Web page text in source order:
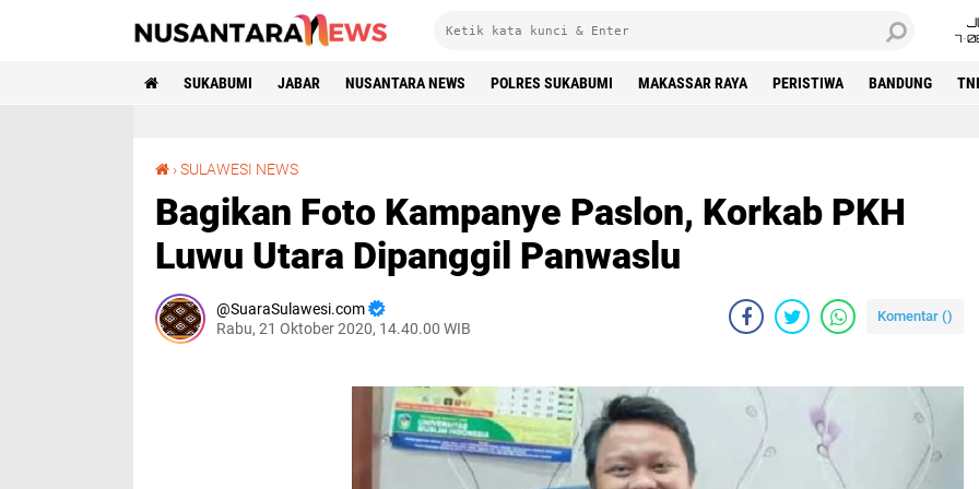
SUKABUMI JABAR NUSANTARA NEWS POLRES SUKABUMI MAKASSAR RAYA PERISTIWA BANDUNG TNI
›SULAWESI NEWS
Bagikan Foto Kampanye Paslon, Korkab PKH
Luwu Utara Dipanggil Panwaslu
SuaraSulawesi.com
Rabu, 21 Oktober 2020, 14.40.00 WIB
Komentar ()